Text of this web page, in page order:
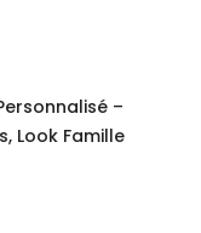
–
Look Famille